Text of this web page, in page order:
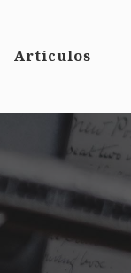
Artículos